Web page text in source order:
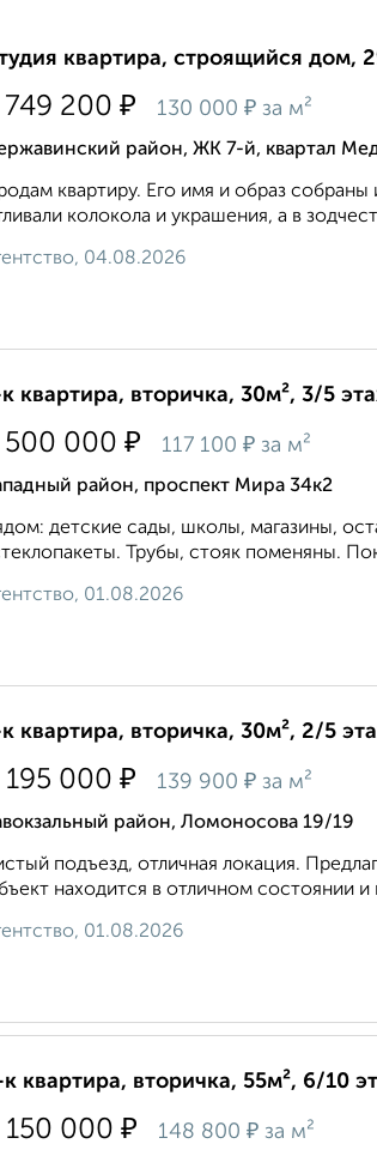
квартира, строящийся дом,
749 200 ₽ 130 000 ₽ за м²
район, ЖК 7-й, квартал
квартиру. Его имя и образ
колокола и украшения, а в
04.08.2026
квартира, вторичка, 30м², 3/5
500 000 ₽ 117 100 ₽ за м²
район, проспект Мира 34к2
детские сады, школы, магазины,
Трубы, стояк поменяны.
01.08.2026
квартира, вторичка, 30м², 2/5
195 000 ₽ 139 900 ₽ за м²
район, Ломоносова 19/19
подъезд, отличная локация.
находится в отличном состоянии
01.08.2026
квартира, вторичка, 55м², 6/10
150 000 ₽ 148 800 ₽ за м²